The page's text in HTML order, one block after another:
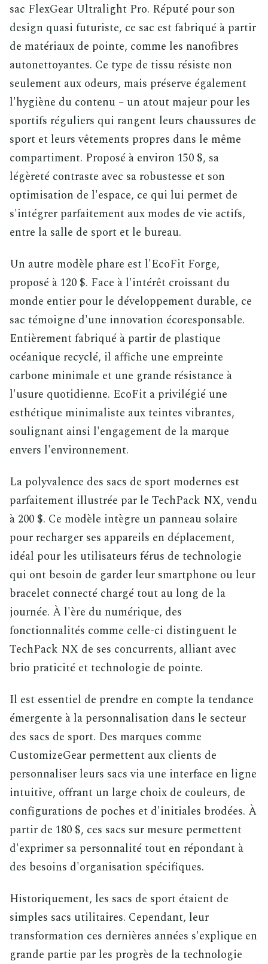
sac FlexGear Ultralight Pro. Réputé pour son
design quasi futuriste, ce sac est fabriqué à partir
de matériaux de pointe, comme les nanofibres
autonettoyantes. Ce type de tissu résiste non
seulement aux odeurs, mais préserve également
l'hygiène du contenu – un atout majeur pour les
sportifs réguliers qui rangent leurs chaussures de
sport et leurs vêtements propres dans le même
compartiment. Proposé à environ 150 $, sa
légèreté contraste avec sa robustesse et son
optimisation de l'espace, ce qui lui permet de
s'intégrer parfaitement aux modes de vie actifs,
entre la salle de sport et le bureau.
Un autre modèle phare est l'EcoFit Forge,
proposé à 120 $. Face à l'intérêt croissant du
monde entier pour le développement durable, ce
sac témoigne d'une innovation écoresponsable.
Entièrement fabriqué à partir de plastique
océanique recyclé, il affiche une empreinte
carbone minimale et une grande résistance à
l'usure quotidienne. EcoFit a privilégié une
esthétique minimaliste aux teintes vibrantes,
soulignant ainsi l'engagement de la marque
envers l'environnement.
La polyvalence des sacs de sport modernes est
parfaitement illustrée par le TechPack NX, vendu
à 200 $. Ce modèle intègre un panneau solaire
pour recharger ses appareils en déplacement,
idéal pour les utilisateurs férus de technologie
qui ont besoin de garder leur smartphone ou leur
bracelet connecté chargé tout au long de la
journée. À l'ère du numérique, des
fonctionnalités comme celle-ci distinguent le
TechPack NX de ses concurrents, alliant avec
brio praticité et technologie de pointe.
Il est essentiel de prendre en compte la tendance
émergente à la personnalisation dans le secteur
des sacs de sport. Des marques comme
CustomizeGear permettent aux clients de
personnaliser leurs sacs via une interface en ligne
intuitive, offrant un large choix de couleurs, de
configurations de poches et d'initiales brodées. À
partir de 180 $, ces sacs sur mesure permettent
d'exprimer sa personnalité tout en répondant à
des besoins d'organisation spécifiques.
Historiquement, les sacs de sport étaient de
simples sacs utilitaires. Cependant, leur
transformation ces dernières années s'explique en
grande partie par les progrès de la technologie